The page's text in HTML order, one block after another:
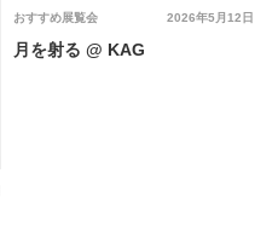
2026年5月12日
おすすめ展覧会
月を射る @ KAG